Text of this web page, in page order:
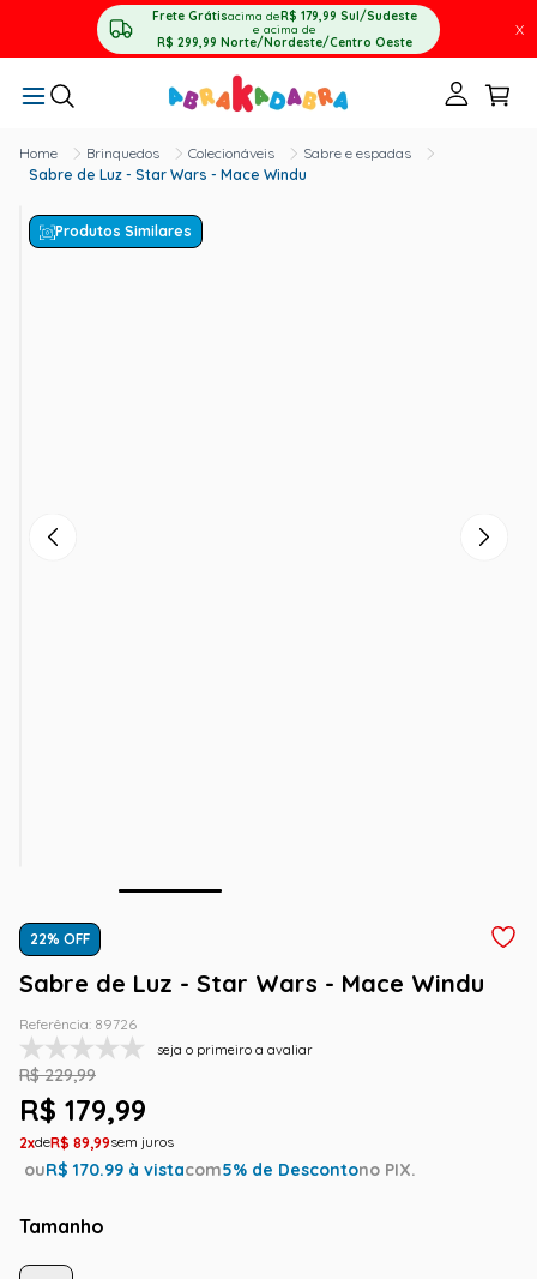
Frete Grátisacima deR$ 179,99 Sul/Sudeste
e acima de
R$ 299,99 Norte/Nordeste/Centro Oeste
X
Brinquedos Colecionáveis
Sabre e espadas
Sabre de Luz - Star Wars - Mace Windu
Produtos Similares
22% OFF
Sabre de Luz - Star Wars - Mace Windu
Referência: 89726
seja o primeiro a avaliar
R$ 229,99
R$ 179,99
2 R$ 89,99
ouR$ 170.99 à vistacom5% de Descontono PIX.
Tamanho